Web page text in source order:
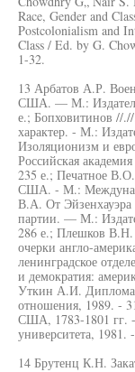
Race, Gender and
Postcolonialism and
Class / Ed. by G.
1-32.
13 Арбатов А.Р.
США. — М.:
е.; Бопховитинов //
характер. - М.:
Изоляционизм и
Российская
235 е.; Печатное
США. - М.:
В.А. От Эйзенхауэра
партии. — М.:
286 е.; Плешков
очерки англо-
ленинградское
и демократия:
Уткин А.И.
отношения, 1989. -
США, 1783-1801 гг. -
университета, 1981.
14 Брутенц К.Н.